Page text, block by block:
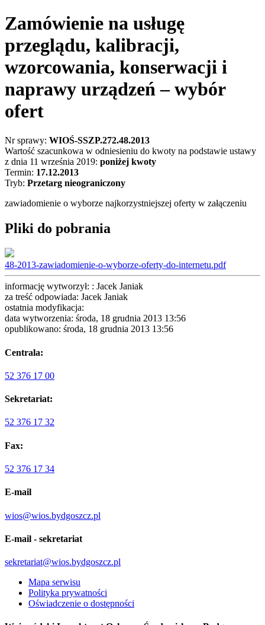
Zamówienie na usługę
przeglądu, kalibracji,
wzorcowania, konserwacji i
naprawy urządzeń – wybór
ofert
Nr sprawy: WIOŚ-SSZP.272.48.2013
Wartość szacunkowa w odniesieniu do kwoty na podstawie ustawy
z dnia 11 września 2019: poniżej kwoty
Termin: 17.12.2013
Tryb: Przetarg nieograniczony
zawiadomienie o wyborze najkorzystniejszej oferty w załączeniu
Pliki do pobrania
48-2013-zawiadomienie-o-wyborze-oferty-do-internetu.pdf
informację wytworzył: : Jacek Janiak
za treść odpowiada: Jacek Janiak
ostatnia modyfikacja:
data wytworzenia: środa, 18 grudnia 2013 13:56
opublikowano: środa, 18 grudnia 2013 13:56
Centrala:
52 376 17 00
Sekretariat:
52 376 17 32
Fax:
52 376 17 34
E-mail
wios@wios.bydgoszcz.pl
E-mail - sekretariat
sekretariat@wios.bydgoszcz.pl
Mapa serwisu
Polityka prywatności
Oświadczenie o dostępności